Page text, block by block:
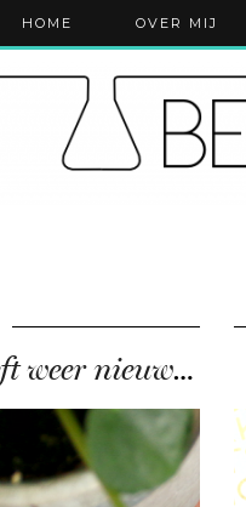
HOME OVER MIJ
Wow, MUA heeft weer nieuwe highlighters!